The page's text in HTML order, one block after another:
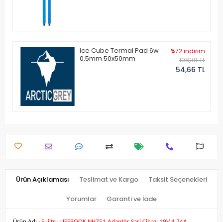
Ice Cube Termal Pad 6w
0.5mm 50x50mm
%72 indirim
198,38 TL
54,66 TL
Ürün Açıklaması Teslimat ve Kargo Taksit Seçenekleri
Yorumlar Garanti ve İade